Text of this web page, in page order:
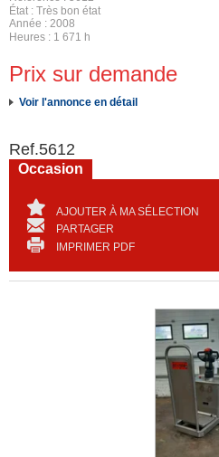
État
Très bon état
Année
2008
Heures
1 671 h
Prix sur demande
Voir l'annonce en détail
Ref.5612
Occasion
AJOUTER À MA SÉLECTION
PARTAGER
IMPRIMER PDF